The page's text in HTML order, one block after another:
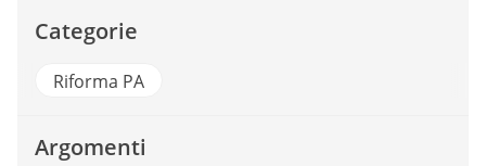
Categorie
Riforma PA
Argomenti